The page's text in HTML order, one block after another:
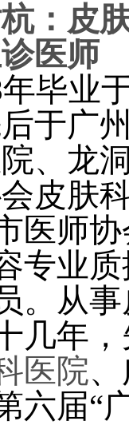
：皮
医师
年毕业
于广
、龙
皮肤
医师
专业
。从
几年
医院
六届“